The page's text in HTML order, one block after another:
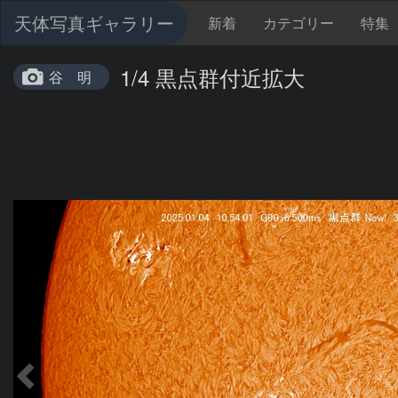
天体写真ギャラリー 新着 カテゴリー 特集
谷 明 1/4 黒点群付近拡大